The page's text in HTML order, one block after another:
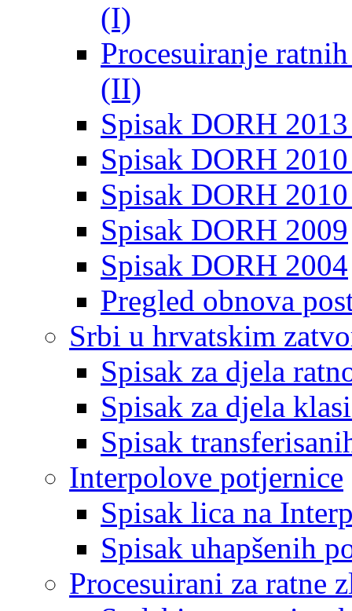
(I)
Procesuiranje
(II)
Spisak DORH
Spisak DORH
Spisak DORH
Spisak DORH 2009
Spisak DORH 2004
Pregled obnova
Srbi u hrvatskim
Spisak za djela
Spisak za djela
Spisak
Interpolove potjernice
Spisak lica na
Spisak uhapšenih
Procesuirani za ratne